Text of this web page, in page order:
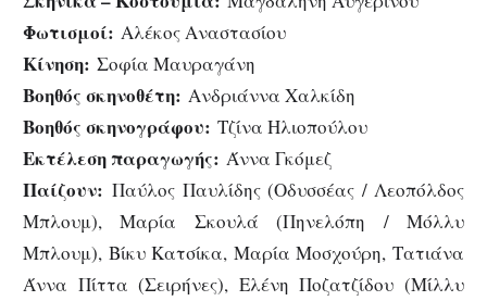
Φωτισμοί: Αλέκος Αναστασίου
Κίνηση: Σοφία Μαυραγάνη
Βοηθός σκηνοθέτη: Ανδριάννα Χαλκίδη
Βοηθός σκηνογράφου: Τζίνα Ηλιοπούλου
Εκτέλεση παραγωγής: Άννα Γκόμεζ
Παίζουν: Παύλος Παυλίδης (Οδυσσέας / Λεοπόλδος
Μπλουμ), Μαρία Σκουλά (Πηνελόπη / Μόλλυ
Μπλουμ), Βίκυ Κατσίκα, Μαρία Μοσχούρη, Τατιάνα
Άννα Πίττα (Σειρήνες), Ελένη Ποζατζίδου (Μίλλυ